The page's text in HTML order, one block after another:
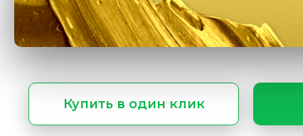
Купить в один клик